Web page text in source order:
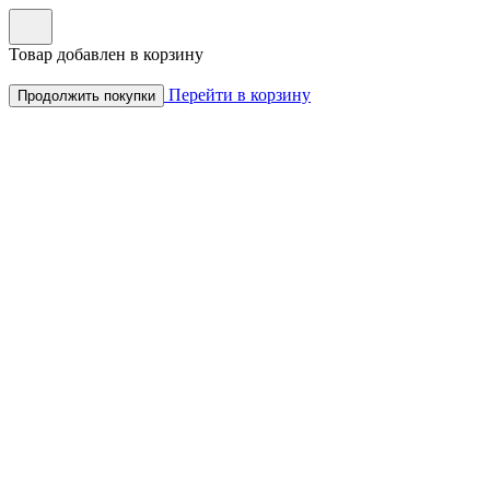
Товар добавлен в корзину
Продолжить покупки Перейти в корзину